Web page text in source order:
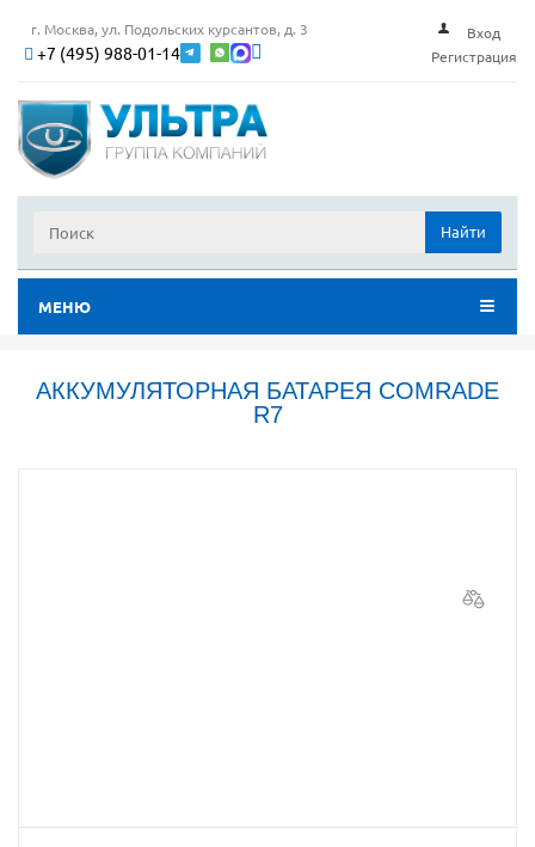
г. Москва, ул. Подольских курсантов, д. 3
+7 (495) 988-01-14
Вход
Регистрация
Найти
МЕНЮ
АККУМУЛЯТОРНАЯ БАТАРЕЯ COMRADE
R7